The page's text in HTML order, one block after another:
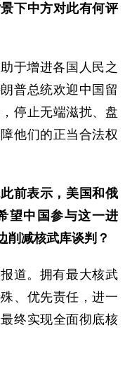
下中方对此有何评
于增进各国人民之
普总统欢迎中国留
停止无端滋扰、盘
他们的正当合法权
前表示，美国和俄
望中国参与这一进
削减核武库谈判？
道。拥有最大核武
、优先责任，进一
终实现全面彻底核